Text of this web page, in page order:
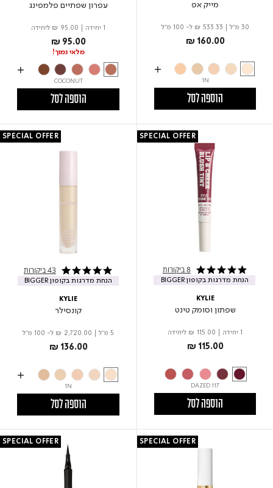
מייק אפ
30 מ"ל ₪ 533.33 ל- 100 מ"ל
₪ 160.00
1N
הוספה לסל
עפרון שפתיים פלמפינג
1 יחידה ₪ 95.00 ליחידה
₪ 95.00
מלאי נמוך!
COCONUT
הוספה לסל
5.0 star rating 8 ביקורות
הנחת מדרגות בקופון BIGGER
SPECIAL OFFER
KYLIE
שפתון וסומק טינט
1 יחידה ₪ 115.00 ליחידה
₪ 115.00
117 DAZED
הוספה לסל
4.8 star rating 43 ביקורות
הנחת מדרגות בקופון BIGGER
SPECIAL OFFER
KYLIE
קונסילר
5 מ"ל ₪ 2,720.00 ל- 100 מ"ל
₪ 136.00
1N
הוספה לסל
SPECIAL OFFER
SPECIAL OFFER